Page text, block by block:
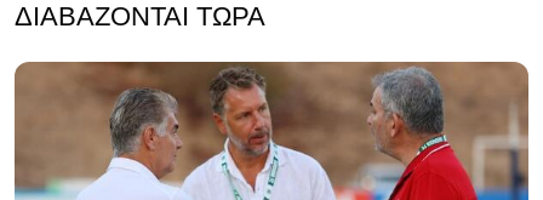
06.08.2026 | 08:39
του Μundial 2030 στο Μαρόκο για
να πάρει δημόσια στήριξη!
ΔΙΑΒΆΖΟΝΤΑΙ ΤΏΡΑ